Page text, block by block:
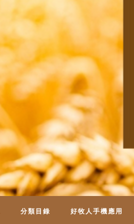
分類目錄 好牧人手機應用